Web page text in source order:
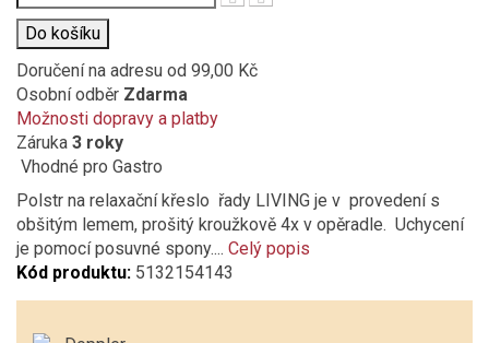
Do košíku
Doručení na adresu od 99,00 Kč
Osobní odběr Zdarma
Možnosti dopravy a platby
Záruka 3 roky
Vhodné pro Gastro
Polstr na relaxační křeslo řady LIVING je v provedení s
obšitým lemem, prošitý kroužkově 4x v opěradle. Uchycení
je pomocí posuvné spony.... Celý popis
Kód produktu: 5132154143